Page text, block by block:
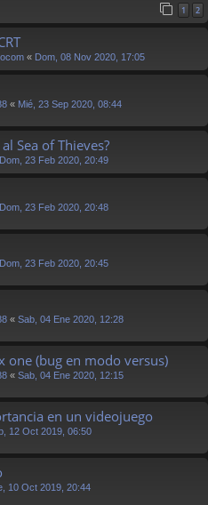
1 2
« Dom, 08 Nov 2020, 17:05
« Mié, 23 Sep 2020, 08:44
Sea of Thieves?
Dom, 23 Feb 2020, 20:49
Dom, 23 Feb 2020, 20:48
Dom, 23 Feb 2020, 20:45
« Sab, 04 Ene 2020, 12:28
one (bug en modo versus)
« Sab, 04 Ene 2020, 12:15
en un videojuego
12 Oct 2019, 06:50
10 Oct 2019, 20:44